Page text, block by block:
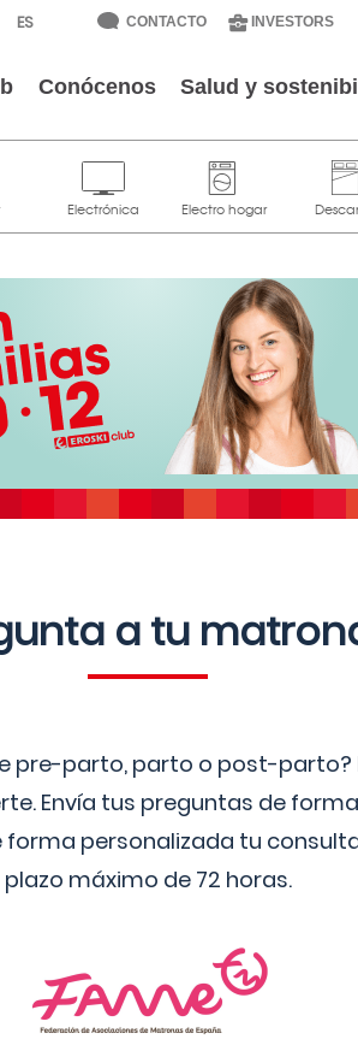
CONTACTO INVESTORS
Conócenos Salud y
a tu
pre-parto, parto o post-
Envía tus preguntas de
personalizada tu
plazo máximo de 72 horas.